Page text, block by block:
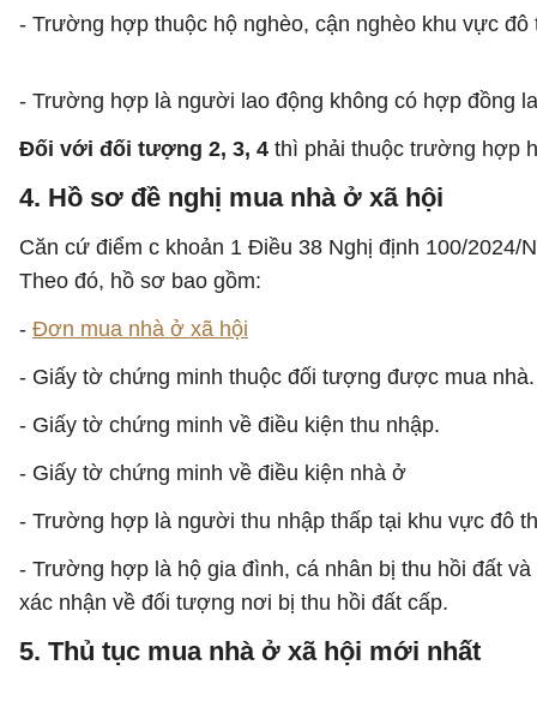
- Trường hợp thuộc hộ nghèo, cận nghèo khu vực
- Trường hợp là người lao động không có hợp đồng
Đối với đối tượng 2, 3, 4 thì phải thuộc trường hợp
4. Hồ sơ đề nghị mua nhà ở xã hội
Căn cứ điểm c khoản 1 Điều 38 Nghị định 100/
Theo đó, hồ sơ bao gồm:
- Đơn mua nhà ở xã hội
- Giấy tờ chứng minh thuộc đối tượng được mua nhà.
- Giấy tờ chứng minh về điều kiện thu nhập.
- Giấy tờ chứng minh về điều kiện nhà ở
- Trường hợp là người thu nhập thấp tại khu vực đô
- Trường hợp là hộ gia đình, cá nhân bị thu hồi đất
xác nhận về đối tượng nơi bị thu hồi đất cấp.
5. Thủ tục mua nhà ở xã hội mới nhất